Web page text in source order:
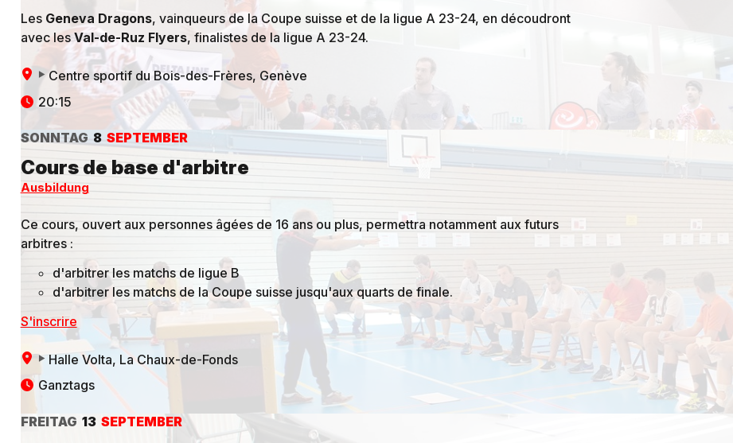
Les Geneva Dragons, vainqueurs de la Coupe suisse et de la ligue A 23-24, en découdront
avec les Val-de-Ruz Flyers, finalistes de la ligue A 23-24.
Centre sportif du Bois-des-Frères, Genève
20:15
SONNTAG 8 SEPTEMBER
Cours de base d'arbitre
Ausbildung
Ce cours, ouvert aux personnes âgées de 16 ans ou plus, permettra notamment aux futurs
arbitres :
d'arbitrer les matchs de ligue B
d'arbitrer les matchs de la Coupe suisse jusqu'aux quarts de finale.
S'inscrire
Halle Volta, La Chaux-de-Fonds
Ganztags
FREITAG 13 SEPTEMBER